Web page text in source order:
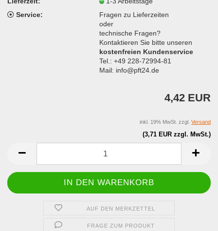
Service:
Fragen zu Lieferzeiten
oder
technische Fragen?
Kontaktieren Sie bitte unseren
kostenfreien Kundenservice
Tel.: +49 228-72994-81
Mail: info@pft24.de
4,42 EUR
(3,71 EUR zzgl. MwSt.)
inkl. 19% MwSt. zzgl. Versand
AUF DEN MERKZETTEL
FRAGE ZUM PRODUKT